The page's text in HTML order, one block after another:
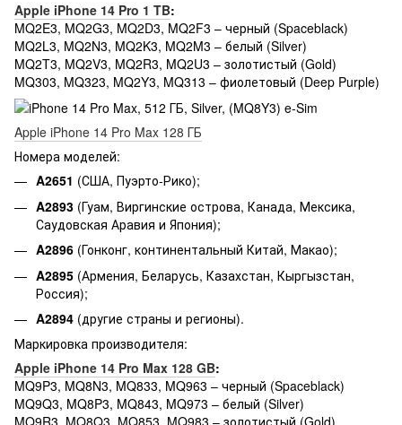
Apple iPhone 14 Pro 1 TB:
MQ2E3, MQ2G3, MQ2D3, MQ2F3 – черный (Spaceblack)
MQ2L3, MQ2N3, MQ2K3, MQ2M3 – белый (Silver)
MQ2T3, MQ2V3, MQ2R3, MQ2U3 – золотистый (Gold)
MQ303, MQ323, MQ2Y3, MQ313 – фиолетовый (Deep Purple)
Apple iPhone 14 Pro Max 128 ГБ
Номера моделей:
A2651 (США, Пуэрто-Рико);
A2893 (Гуам, Виргинские острова, Канада, Мексика,
Саудовская Аравия и Япония);
A2896 (Гонконг, континентальный Китай, Макао);
A2895 (Армения, Беларусь, Казахстан, Кыргызстан,
Россия);
A2894 (другие страны и регионы).
Маркировка производителя:
Apple iPhone 14 Pro Max 128 GB:
MQ9P3, MQ8N3, MQ833, MQ963 – черный (Spaceblack)
MQ9Q3, MQ8P3, MQ843, MQ973 – белый (Silver)